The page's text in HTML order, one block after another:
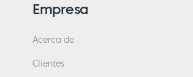
Empresa
Acerca de
Clientes